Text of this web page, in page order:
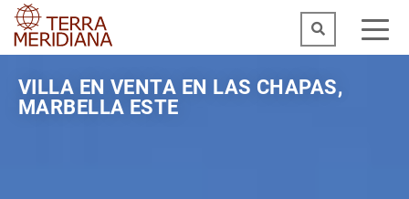
VILLA EN VENTA EN LAS CHAPAS,
MARBELLA ESTE